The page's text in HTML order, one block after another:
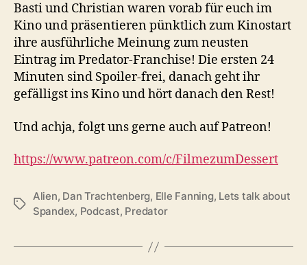
Basti und Christian waren vorab für euch im
Kino und präsentieren pünktlich zum Kinostart
ihre ausführliche Meinung zum neusten
Eintrag im Predator-Franchise! Die ersten 24
Minuten sind Spoiler-frei, danach geht ihr
gefälligst ins Kino und hört danach den Rest!
Und achja, folgt uns gerne auch auf Patreon!
https://www.patreon.com/c/FilmezumDessert
Schlagwörter
Alien, Dan Trachtenberg, Elle Fanning, Lets talk about
Spandex, Podcast, Predator